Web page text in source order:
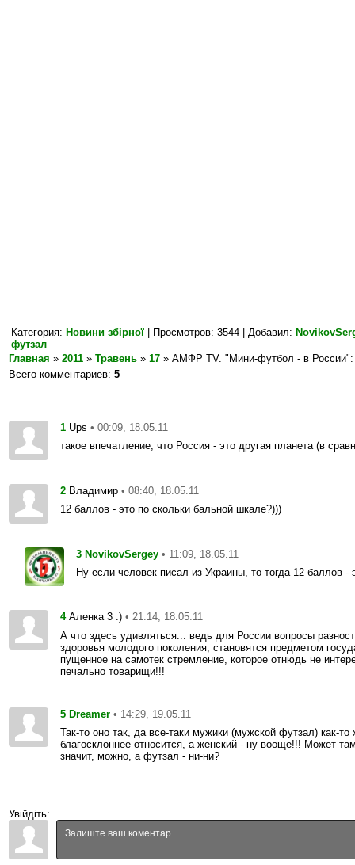
Категория: Новини збірної | Просмотров: 3544 | Добавил:
футзал
Главная » 2011 » Травень » 17 » AМФР TV. "Мини-футбол - в
Всего комментариев: 5
1 Ups • 00:09, 18.05.11
такое впечатление, что Россия - это другая планета (в
2 Владимир • 08:40, 18.05.11
12 баллов - это по скольки бальной шкале?)))
3 NovikovSergey • 11:09, 18.05.11
Ну если человек писал из Украины, то тогда 12 баллов
4 Аленка 3 :) • 21:14, 18.05.11
А что здесь удивляться... ведь для России вопросы
здоровья молодого поколения, становятся предметом
пущенное на самотек стремление, которое отнюдь не
печально товарищи!!!
5 Dreamer • 14:29, 19.05.11
Так-то оно так, да все-таки мужики (мужской футзал) как-
благосклоннее относится, а женский - ну вооще!!! Может
значит, можно, а футзал - ни-ни?
Увійдіть: